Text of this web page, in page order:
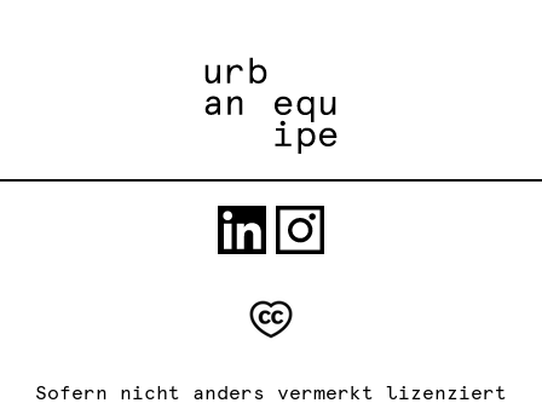
Sofern nicht anders vermerkt lizenziert